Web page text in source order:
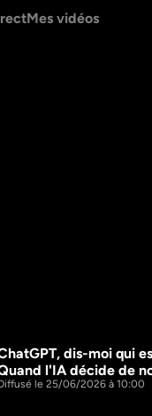
Mes vidéos
dis-moi qui
l'IA décide de
le 25/06/2026 à 10:00